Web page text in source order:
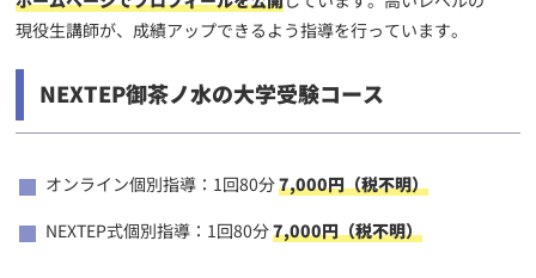
現役生講師が、成績アップできるよう指導を行っています。
NEXTEP御茶ノ水の大学受験コース
オンライン個別指導：1回80分7,000円（税不明）
NEXTEP式個別指導：1回80分7,000円（税不明）